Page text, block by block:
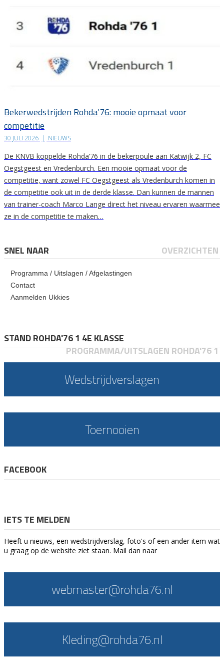
Bekerwedstrijden Rohda’76: mooie opmaat voor
competitie
30 JULI 2026 | NIEUWS
De KNVB koppelde Rohda’76 in de bekerpoule aan Katwijk 2, FC
Oegstgeest en Vredenburch. Een mooie opmaat voor de
competitie, want zowel FC Oegstgeest als Vredenburch komen in
de competitie ook uit in de derde klasse. Dan kunnen de mannen
van trainer-coach Marco Lange direct het niveau ervaren waarmee
ze in de competitie te maken…
SNEL NAAR OVERZICHTEN
Programma / Uitslagen / Afgelastingen
Contact
Aanmelden Ukkies
STAND ROHDA'76 1 4E KLASSE
PROGRAMMA/UITSLAGEN ROHDA'76 1
Wedstrijdverslagen
Toernooien
FACEBOOK
IETS TE MELDEN
Heeft u nieuws, een wedstrijdverslag, foto's of een ander item wat
u graag op de website ziet staan. Mail dan naar
webmaster@rohda76.nl
Kleding@rohda76.nl